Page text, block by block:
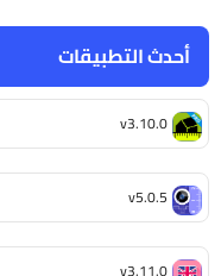
أحدث التطبيقات
v3.10.0
v5.0.5